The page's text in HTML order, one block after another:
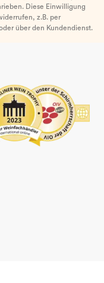
Diese Einwilligung
z.B. per
über den Kundendienst.